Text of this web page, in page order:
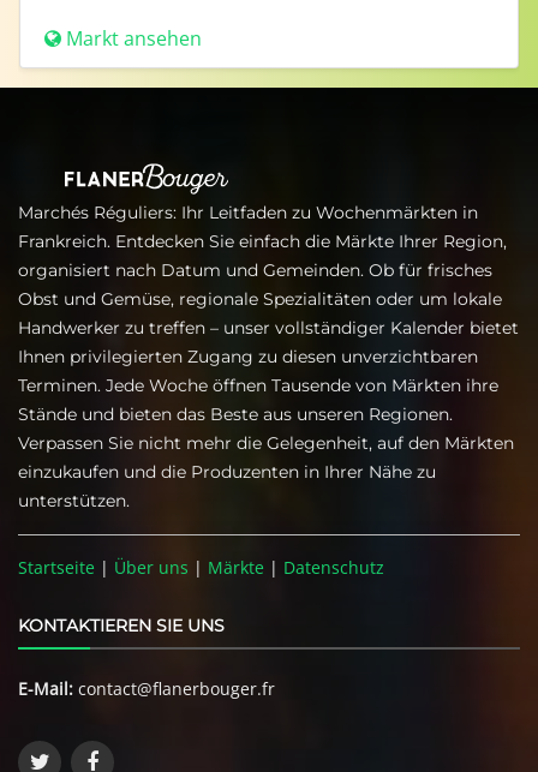
Markt ansehen
Marchés Réguliers: Ihr Leitfaden zu Wochenmärkten in
Frankreich. Entdecken Sie einfach die Märkte Ihrer Region,
organisiert nach Datum und Gemeinden. Ob für frisches
Obst und Gemüse, regionale Spezialitäten oder um lokale
Handwerker zu treffen – unser vollständiger Kalender bietet
Ihnen privilegierten Zugang zu diesen unverzichtbaren
Terminen. Jede Woche öffnen Tausende von Märkten ihre
Stände und bieten das Beste aus unseren Regionen.
Verpassen Sie nicht mehr die Gelegenheit, auf den Märkten
einzukaufen und die Produzenten in Ihrer Nähe zu
unterstützen.
Startseite | Über uns | Märkte | Datenschutz
KONTAKTIEREN SIE UNS
E-Mail: contact@flanerbouger.fr